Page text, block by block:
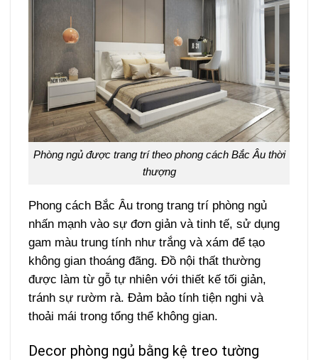
Phòng ngủ được trang trí theo phong cách Bắc Âu thời
thượng
Phong cách Bắc Âu trong trang trí phòng ngủ
nhấn mạnh vào sự đơn giản và tinh tế, sử dụng
gam màu trung tính như trắng và xám để tạo
không gian thoáng đãng. Đồ nội thất thường
được làm từ gỗ tự nhiên với thiết kế tối giản,
tránh sự rườm rà. Đảm bảo tính tiện nghi và
thoải mái trong tổng thể không gian.
Decor phòng ngủ bằng kệ treo tường